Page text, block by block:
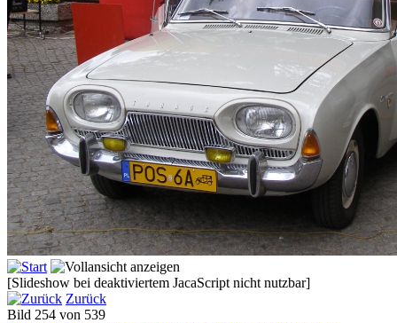
[Slideshow bei deaktiviertem JacaScript nicht nutzbar]
Zurück
Bild 254 von 539